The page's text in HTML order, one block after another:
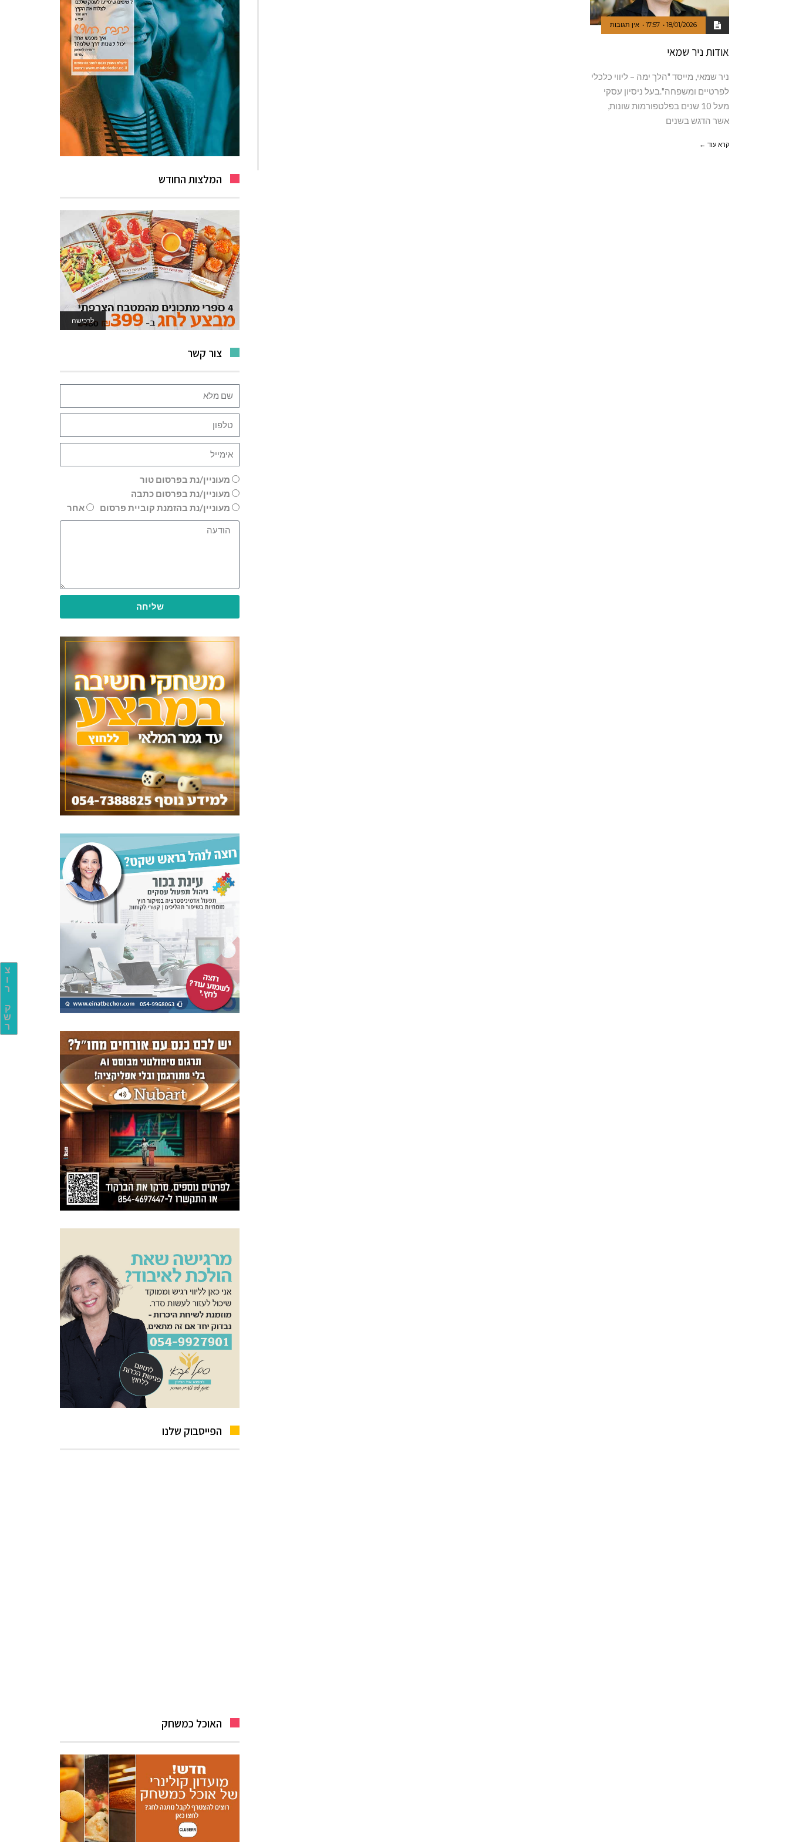
צ
ו
ר
ק
ש
ר
18/01/2026
17:57 אין תגובות
אודות ניר שמאי
ניר שמאי, מייסד "הלך ימה – ליווי כלכלי
לפרטיים ומשפחה".בעל ניסיון עסקי
מעל 10 שנים בפלטפורמות שונות,
אשר הדגש בשנים
קרא עוד ←
המלצות החודש
לרכישה
לאתר המשחקים
צור קשר
מעוניין/נת בפרסום טור
מעוניין/נת בפרסום כתבה
מעוניין/נת בהזמנת קוביית פרסום
אחר
שליחה
הפייסבוק שלנו
האוכל כמשחק